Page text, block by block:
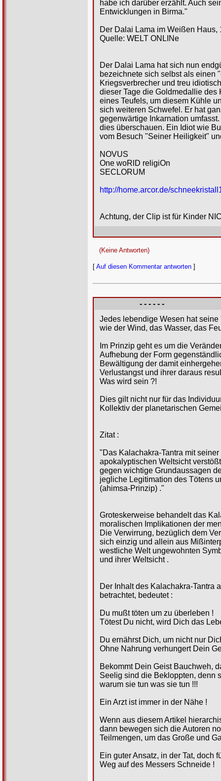
habe ich darüber erzählt. Auch
Entwicklungen in Birma."
Der Dalai Lama im Weißen Haus,
Quelle: WELT ONLINe
Der Dalai Lama hat sich nun
bezeichnete sich selbst als einen
Kriegsverbrecher und treu
dieser Tage die Goldmedallie
eines Teufels, um diesem Kühle
sich weiteren Schwefel. Er hat
gegenwärtige Inkarnation
dies überschauen. Ein Idiot wie
vom Besuch "Seiner Heiligkeit"
NOVUS
One woRlD religiOn
SECLORUM
http://home.arcor.de/
Achtung, der Clip ist für Kinder
(Keine Antworten)
[ Auf diesen Kommentar antworten ]
- - - - - -
Jedes lebendige Wesen hat
wie der Wind, das Wasser, das
Im Prinzip geht es um die
Aufhebung der Form
Bewältigung der damit
Verlustangst und ihrer daraus
Was wird sein ?!
Dies gilt nicht nur für das
Kollektiv der planetarischen
Zitat :
"Das Kalachakra-Tantra mit
apokalyptischen Weltsicht
gegen wichtige Grundaussagen
jegliche Legitimation des Tötens
(ahimsa-Prinzip) ."
Groteskerweise behandelt das
moralischen Implikationen der
Die Verwirrung, bezüglich dem
sich einzig und allein aus
westliche Welt ungewohnten
und ihrer Weltsicht .
Der Inhalt des Kalachakra-Tantra
betrachtet, bedeutet :
Du mußt töten um zu überleben !
Tötest Du nicht, wird Dich das
Du ernährst Dich, um nicht nur
Ohne Nahrung verhungert Dein
Bekommt Dein Geist Bauchweh,
Seelig sind die Bekloppten, denn
warum sie tun was sie tun !!!
Ein Arzt ist immer in der Nähe !
Wenn aus diesem Artikel
dann bewegen sich die Autoren
Teilmengen, um das Große und
Ein guter Ansatz, in der Tat, doch
Weg auf des Messers Schneide !